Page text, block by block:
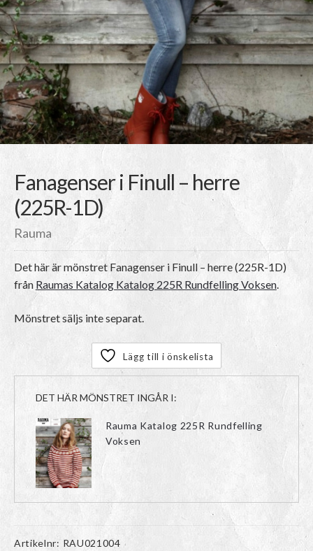
Fanagenser i Finull – herre
(225R-1D)
Rauma
Det här är mönstret Fanagenser i Finull – herre (225R-1D)
från Raumas Katalog Katalog 225R Rundfelling Voksen.
Mönstret säljs inte separat.
Lägg till i önskelista
DET HÄR MÖNSTRET INGÅR I:
Rauma Katalog 225R Rundfelling
Voksen
Artikelnr: RAU021004